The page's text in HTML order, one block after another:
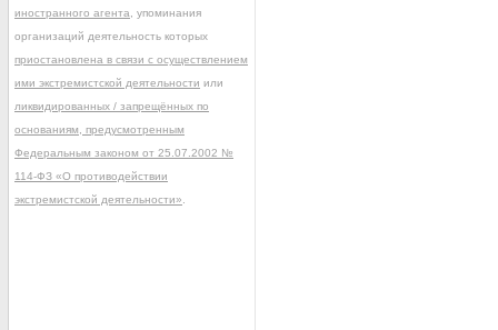
иностранного агента , упоминания
организаций деятельность которых
приостановлена в связи с осуществлением
ими экстремистской деятельности или
ликвидированных / запрещённых по
основаниям, предусмотренным
Федеральным законом от 25.07.2002 №
114-ФЗ «О противодействии
экстремистской деятельности»